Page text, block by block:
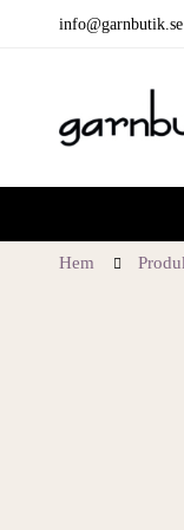
info@garnbutik.se
Hem